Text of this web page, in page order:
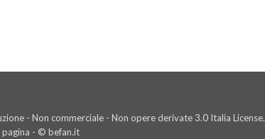
- Non commerciale - Non opere derivate 3.0 Italia License.
- © befan.it